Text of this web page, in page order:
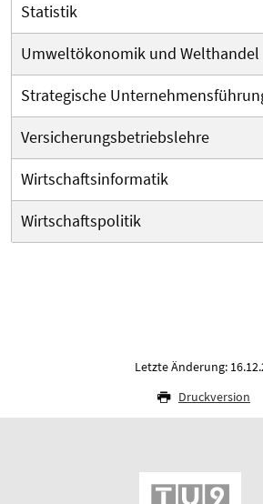
Statistik
Umweltökonomik und Welthandel
Strategische
Versicherungsbetriebslehre
Wirtschaftsinformatik
Wirtschaftspolitik
Letzte Änderung:
Druckversion